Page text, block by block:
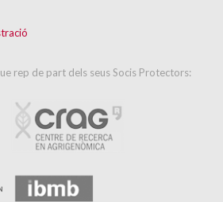
rep de part dels seus Socis Protectors: